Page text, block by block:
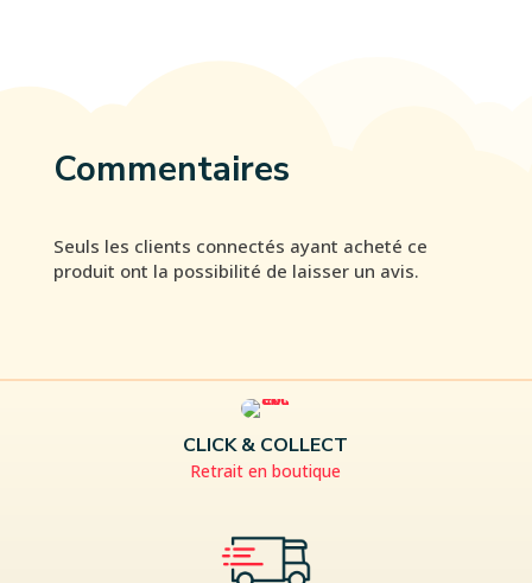
Commentaires
Seuls les clients connectés ayant acheté ce
produit ont la possibilité de laisser un avis.
CLICK & COLLECT
Retrait en boutique